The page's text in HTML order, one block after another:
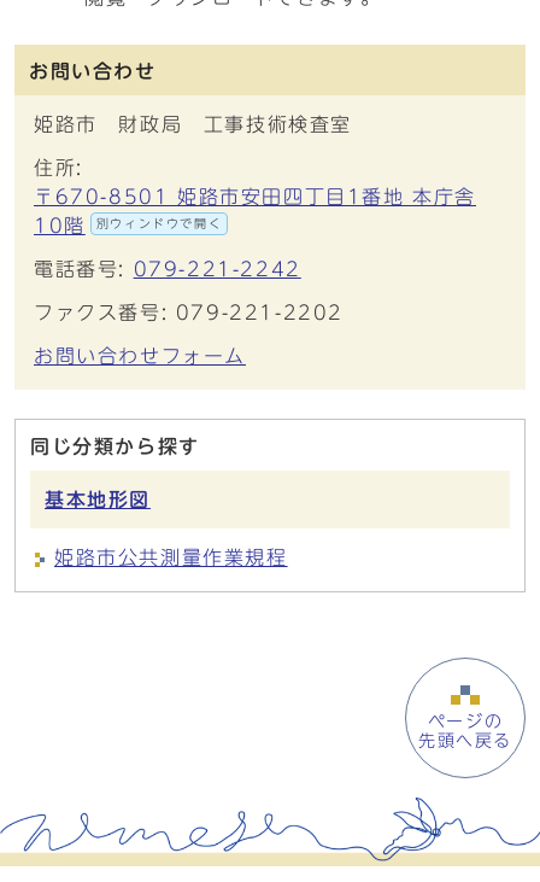
お問い合わせ
姫路市 財政局 工事技術検査室
住所:
〒670-8501 姫路市安田四丁目1番地 本庁舎
10階
別ウィンドウで開く
電話番号: 079-221-2242
ファクス番号: 079-221-2202
お問い合わせフォーム
同じ分類から探す
基本地形図
姫路市公共測量作業規程
ページの
先頭へ戻る